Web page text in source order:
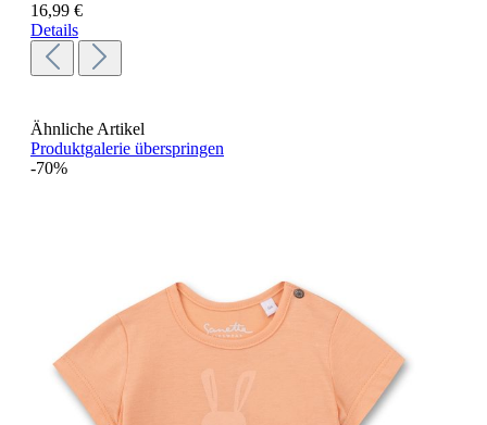
16,99 €
Details
Ähnliche Artikel
Produktgalerie überspringen
-70%